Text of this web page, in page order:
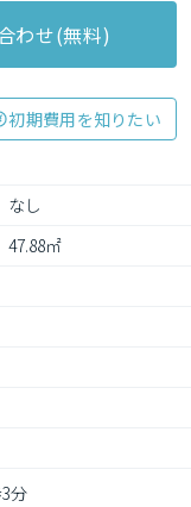
わせ(無料)
初期費用を知りたい
なし
47.88㎡
分